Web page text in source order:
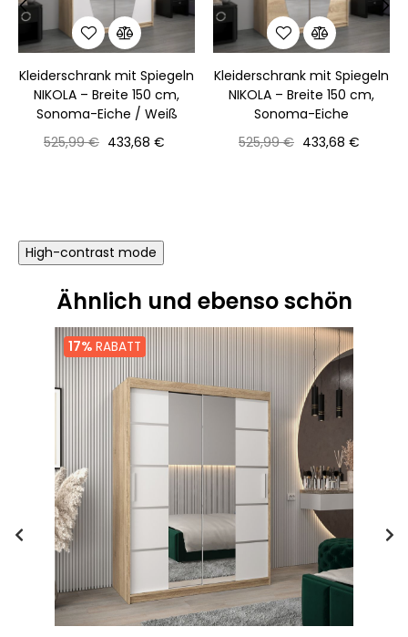
Kleiderschrank mit Spiegeln
NIKOLA – Breite 150 cm,
Sonoma-Eiche / Weiß
Normaler
525,99 € Preis
433,68 €
Kleiderschrank mit Spiegeln
NIKOLA – Breite 150 cm,
Sonoma-Eiche
Normaler
525,99 € Preis
433,68 €
‹
High-contrast mode
Ähnlich und ebenso schön
17% RABATT